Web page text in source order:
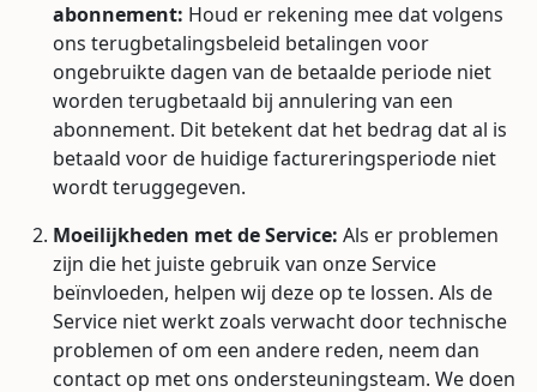
abonnement: Houd er rekening mee dat volgens
ons terugbetalingsbeleid betalingen voor
ongebruikte dagen van de betaalde periode niet
worden terugbetaald bij annulering van een
abonnement. Dit betekent dat het bedrag dat al is
betaald voor de huidige factureringsperiode niet
wordt teruggegeven.
Moeilijkheden met de Service: Als er problemen
zijn die het juiste gebruik van onze Service
beïnvloeden, helpen wij deze op te lossen. Als de
Service niet werkt zoals verwacht door technische
problemen of om een andere reden, neem dan
contact op met ons ondersteuningsteam. We doen